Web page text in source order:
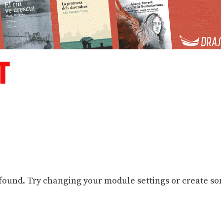
Try changing your module settings or create